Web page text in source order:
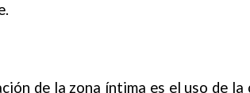
de la zona íntima es el uso de la